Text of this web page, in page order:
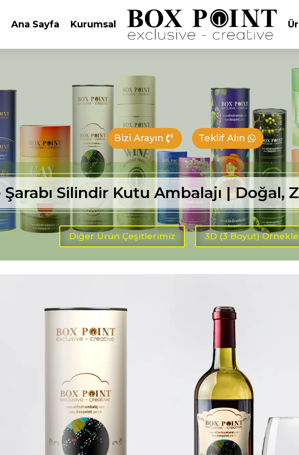
Ana Sayfa Kurumsal
Bizi Arayın Teklif Alın
Silindir Kutu Ambalajı | Doğal,
Diğer Ürün Çeşitlerimiz 3D (3 Boyut)